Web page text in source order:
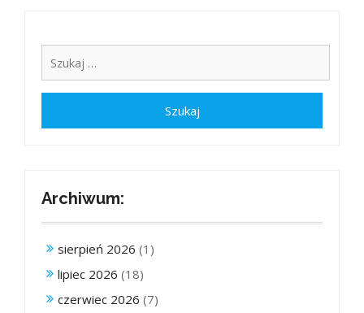
Archiwum:
sierpień 2026 (1)
lipiec 2026 (18)
czerwiec 2026 (7)